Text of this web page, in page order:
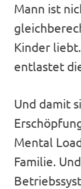
Mann ist
Kinder
entlastet
Und damit
Mental
Familie.